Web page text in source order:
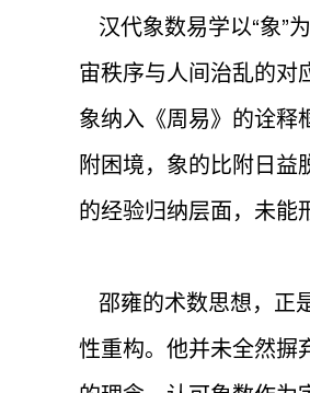
汉代象数易学以“象”
宙秩序与人间治乱的对
象纳入《周易》的诠释
附困境，象的比附日益
的经验归纳层面，未能
邵雍的术数思想，正
性重构。他并未全然摒